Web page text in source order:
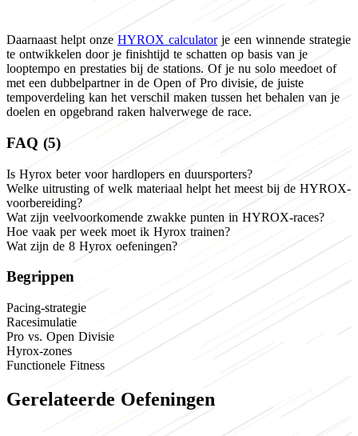
Daarnaast helpt onze HYROX calculatorje een winnende strategie
te ontwikkelen door je finishtijd te schatten op basis van je
looptempo en prestaties bij de stations. Of je nu solo meedoet of
met een dubbelpartner in de Open of Pro divisie, de juiste
tempoverdeling kan het verschil maken tussen het behalen van je
doelen en opgebrand raken halverwege de race.
FAQ (5)
Is Hyrox beter voor hardlopers en duursporters?
Welke uitrusting of welk materiaal helpt het meest bij de HYROX-
voorbereiding?
Wat zijn veelvoorkomende zwakke punten in HYROX-races?
Hoe vaak per week moet ik Hyrox trainen?
Wat zijn de 8 Hyrox oefeningen?
Begrippen
Pacing-strategie
Racesimulatie
Pro vs. Open Divisie
Hyrox-zones
Functionele Fitness
Gerelateerde Oefeningen